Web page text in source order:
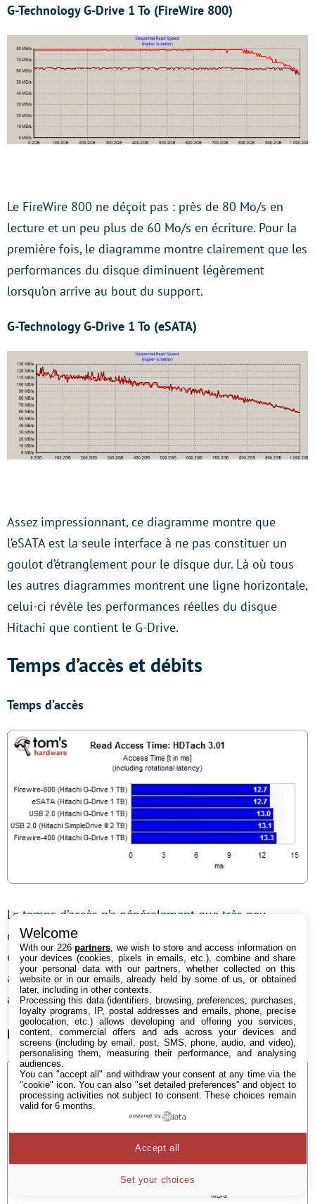
G-Technology G-Drive 1 To (FireWire 800)
Le FireWire 800 ne déçoit pas : près de 80 Mo/s en
lecture et un peu plus de 60 Mo/s en écriture. Pour la
première fois, le diagramme montre clairement que les
performances du disque diminuent légèrement
lorsqu’on arrive au bout du support.
G-Technology G-Drive 1 To (eSATA)
Assez impressionnant, ce diagramme montre que
l’eSATA est la seule interface à ne pas constituer un
goulot d’étranglement pour le disque dur. Là où tous
les autres diagrammes montrent une ligne horizontale,
celui-ci révèle les performances réelles du disque
Hitachi que contient le G-Drive.
Temps d’accès et débits
Temps d’accès
Le temps d’accès n’a généralement que très peu
d’importance sur les périphériques de stockage
externes, à moins que vous ne comptiez y exécuter des
applications. Il reste cependant parfaitement
acceptable dans tous les cas.
Débit en lecture
Welcome
With our 226partners , we wish to store and access information on
your devices (cookies, pixels in emails, etc.), combine and share
your personal data with our partners, whether collected on this
website or in our emails, already held by some of us, or obtained
later, including in other contexts.
Processing this data (identifiers, browsing, preferences, purchases,
loyalty programs, IP, postal addresses and emails, phone, precise
geolocation, etc.) allows developing and offering you services,
content, commercial offers and ads across your devices and
screens (including by email, post, SMS, phone, audio, and video),
personalising them, measuring their performance, and analysing
audiences.
You can "accept all" and withdraw your consent at any time via the
"cookie" icon. You can also "set detailed preferences" and object to
processing activities not subject to consent. These choices remain
valid for 6 months.
powered by
Set your choices
Accept all